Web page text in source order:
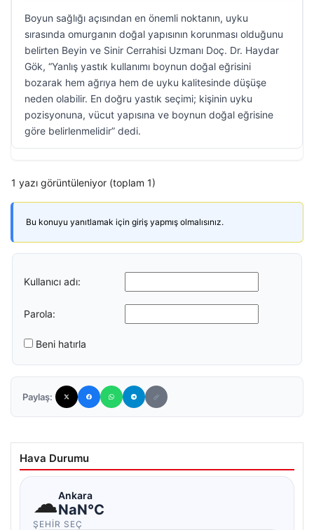
Boyun sağlığı açısından en önemli noktanın, uyku
sırasında omurganın doğal yapısının korunması olduğunu
belirten Beyin ve Sinir Cerrahisi Uzmanı Doç. Dr. Haydar
Gök, “Yanlış yastık kullanımı boynun doğal eğrisini
bozarak hem ağrıya hem de uyku kalitesinde düşüşe
neden olabilir. En doğru yastık seçimi; kişinin uyku
pozisyonuna, vücut yapısına ve boynun doğal eğrisine
göre belirlenmelidir” dedi.
1 yazı görüntüleniyor (toplam 1)
Bu konuyu yanıtlamak için giriş yapmış olmalısınız.
Kullanıcı adı:
Parola:
Beni hatırla
Paylaş:
Hava Durumu
☁Ankara
NaN°C
ŞEHIR SEÇ